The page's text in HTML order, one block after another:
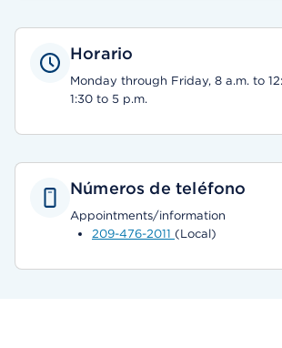
Horario
Monday through Friday, 8 a.m. to
1:30 to 5 p.m.
Números de teléfono
Appointments/information
209-476-2011 (Local)